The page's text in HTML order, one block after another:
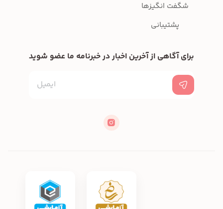
شگفت انگیزها
پشتیبانی
برای آگاهی از آخرین اخبار در خبرنامه ما عضو شوید